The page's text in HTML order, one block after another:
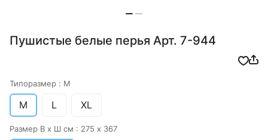
Пушистые белые перья Арт. 7-944
Типоразмер : M
M L XL
Размер В х Ш см : 275 х 367